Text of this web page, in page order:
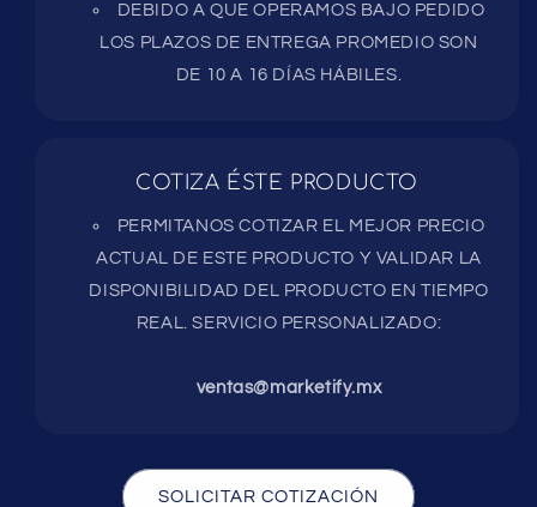
DEBIDO A QUE OPERAMOS BAJO PEDIDO
LOS PLAZOS DE ENTREGA PROMEDIO SON
DE 10 A 16 DÍAS HÁBILES.
COTIZA ÉSTE PRODUCTO
PERMITANOS COTIZAR EL MEJOR PRECIO
ACTUAL DE ESTE PRODUCTO Y VALIDAR LA
DISPONIBILIDAD DEL PRODUCTO EN TIEMPO
REAL. SERVICIO PERSONALIZADO:
ventas@marketify.mx
SOLICITAR COTIZACIÓN